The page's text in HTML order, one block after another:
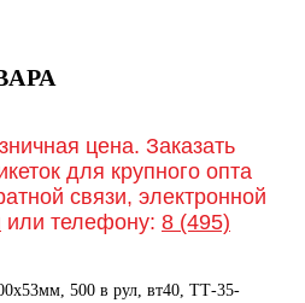
цена. Заказать
для крупного опта
связи, электронной
или телефону: 8 (495)
500 в рул, вт40, TТ-35-